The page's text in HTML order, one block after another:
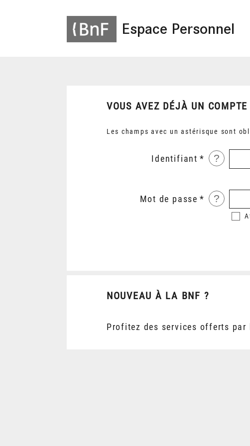
Espace Personnel
VOUS AVEZ DÉJÀ UN COMPTE
Les champs avec un astérisque sont
Identifiant ?
Mot de passe ?
NOUVEAU À LA BNF ?
Profitez des services offerts par